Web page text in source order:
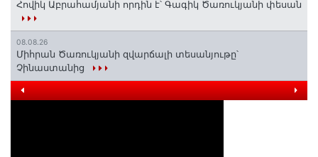
Հովիկ Աբրահամյանի որդին է՝ Գագիկ Ծառուկյանի փեսան
08.08.26
Միհրան Ծառուկյանի զվարճալի տեսանյութը՝
Չինաստանից